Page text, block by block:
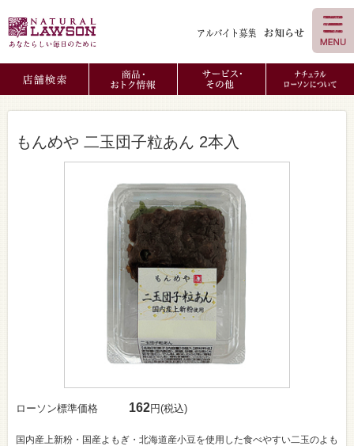
もんめや 二玉団子粒あん 2本入
ローソン標準価格 162円(税込)
国内産上新粉・国産よもぎ・北海道産小豆を使用した食べやすい二玉のよも